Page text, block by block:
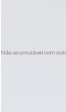
Não acumulável com